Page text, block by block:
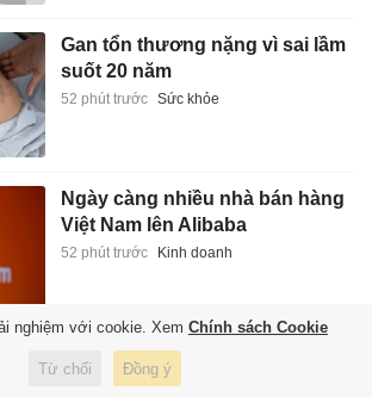
Gan tổn thương nặng vì sai lầm
suốt 20 năm
52 phút trước Sức khỏe
Ngày càng nhiều nhà bán hàng
Việt Nam lên Alibaba
52 phút trước Kinh doanh
Malaysia không còn đáng lo
nếu gặp lại tại bán kết
nghiệm với cookie. Xem Chính sách Cookie
Từ chối Đồng ý